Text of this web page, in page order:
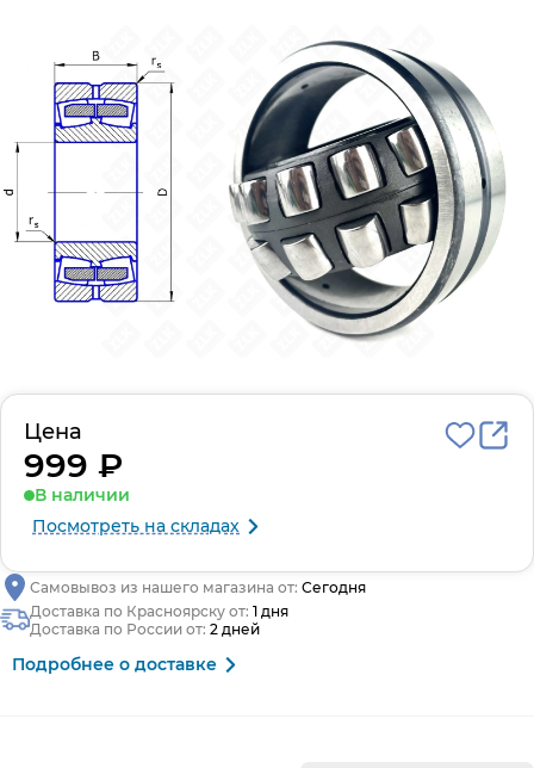
Цена
999 ₽
В наличии
Посмотреть на складах
Самовывоз из нашего магазина от: Сегодня
Доставка по Красноярску от: 1 дня
Доставка по России от: 2 дней
Подробнее о доставке